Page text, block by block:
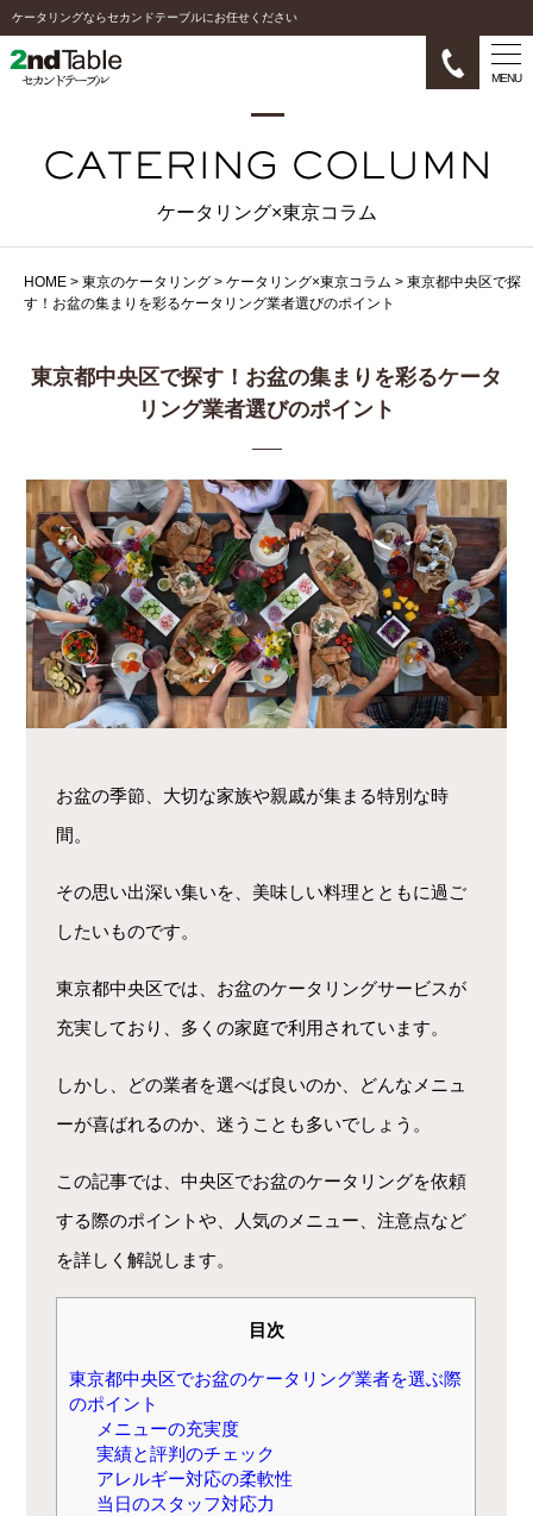
ケータリングならセカンドテーブルにお任せください
MENU
ケータリング×東京コラム
HOME > 東京のケータリング > ケータリング×東京コラム > 東京都中央区で探
す！お盆の集まりを彩るケータリング業者選びのポイント
東京都中央区で探す！お盆の集まりを彩るケータ
リング業者選びのポイント
お盆の季節、大切な家族や親戚が集まる特別な時
間。
その思い出深い集いを、美味しい料理とともに過ご
したいものです。
東京都中央区では、お盆のケータリングサービスが
充実しており、多くの家庭で利用されています。
しかし、どの業者を選べば良いのか、どんなメニュ
ーが喜ばれるのか、迷うことも多いでしょう。
この記事では、中央区でお盆のケータリングを依頼
する際のポイントや、人気のメニュー、注意点など
を詳しく解説します。
目次
東京都中央区でお盆のケータリング業者を選ぶ際
のポイント
メニューの充実度
実績と評判のチェック
アレルギー対応の柔軟性
当日のスタッフ対応力